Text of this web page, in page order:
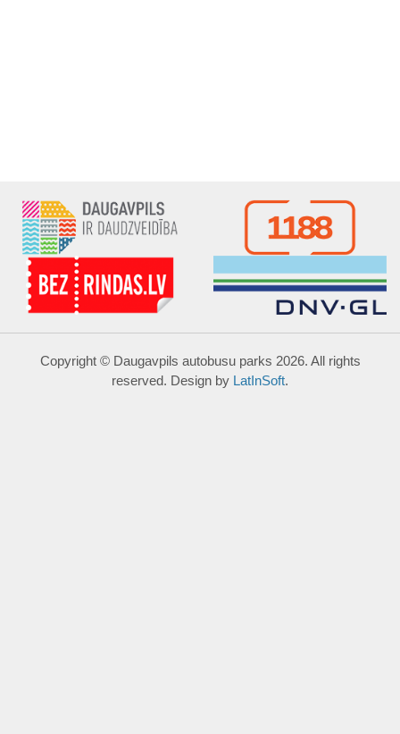
Copyright © Daugavpils autobusu parks 2026. All rights
reserved. Design by LatInSoft.